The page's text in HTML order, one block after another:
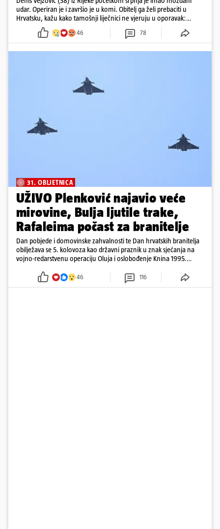
udar. Operiran je i završio je u komi. Obitelj ga želi prebaciti u
Hrvatsku, kažu kako tamošnji liječnici ne vjeruju u oporavak:
'Imamo 72 sata'
46 78
31. OBLJETNICA
UŽIVO Plenković najavio veće
mirovine, Bulja ljutile trake,
Rafaleima počast za branitelje
Dan pobjede i domovinske zahvalnosti te Dan hrvatskih branitelja
obilježava se 5. kolovoza kao državni praznik u znak sjećanja na
vojno-redarstvenu operaciju Oluja i oslobođenje Knina 1995.
46 116